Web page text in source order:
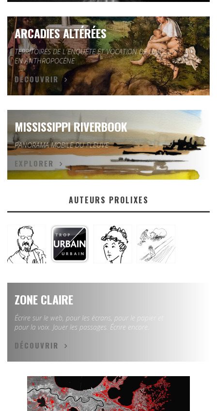
ARCADIES ALTÉRÉES
TERRITOIRES DE L'ENQUÊTE ET VOCATION DE L'ART
EN ANTHROPOCÈNE
DÉCOUVRIR
MISSISSIPPI RIVERBOOK
PANORAMA MOBILE DU FLEUVE
EXPLORER
AUTEURS PROLIXES
ZONE CLAIRE
Écrire sur le web, pour les écrans, pour le papier et
pour la voix. Jouer les passages. Écrire encore.
DÉCOUVRIR